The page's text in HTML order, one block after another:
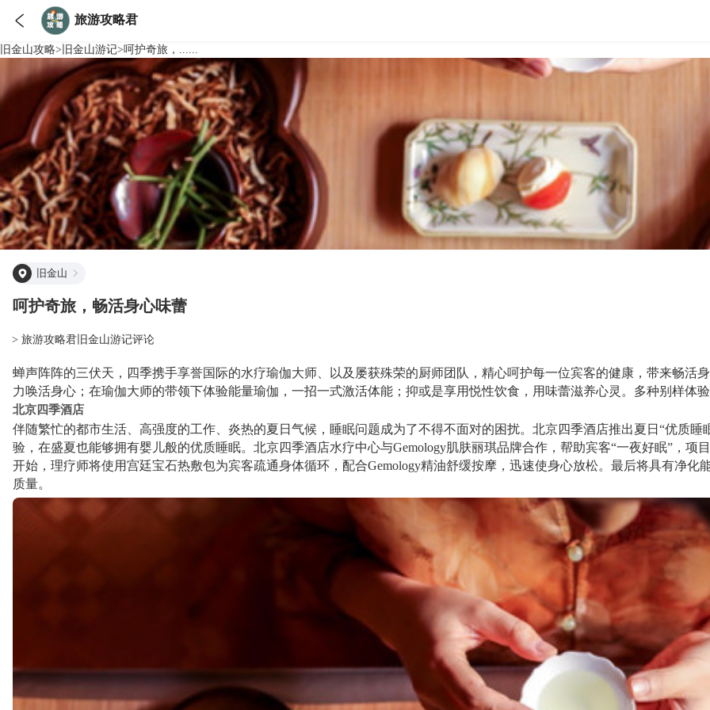
 旅游攻略君
旧金山攻略> 旧金山游记>呵护奇旅，......
旧金山
呵护奇旅，畅活身心味蕾
> 旅游攻略君旧金山游记评论
蝉声阵阵的三伏天，四季携手享誉国际的水疗瑜伽大师、以及屡获殊荣的厨师团队，精心呵护每一位宾客的健康，带来畅活
力唤活身心；在瑜伽大师的带领下体验能量瑜伽，一招一式激活体能；抑或是享用悦性饮食，用味蕾滋养心灵。多种别样体
北京四季酒店
伴随繁忙的都市生活、高强度的工作、炎热的夏日气候，睡眠问题成为了不得不面对的困扰。北京四季酒店推出夏日“优质
验，在盛夏也能够拥有婴儿般的优质睡眠。北京四季酒店水疗中心与Gemology肌肤丽琪品牌合作，帮助宾客“一夜好眠”，
开始，理疗师将使用宫廷宝石热敷包为宾客疏通身体循环，配合Gemology精油舒缓按摩，迅速使身心放松。最后将具有净
质量。